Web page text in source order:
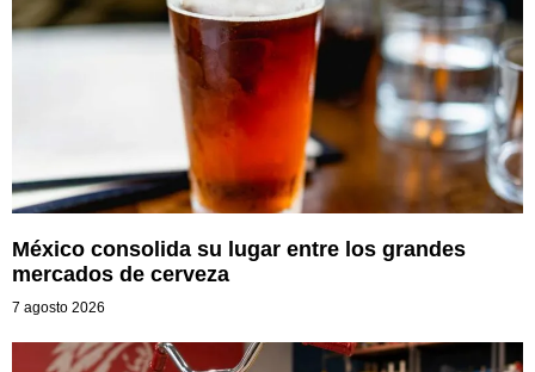
México consolida su lugar entre los grandes
mercados de cerveza
7 agosto 2026